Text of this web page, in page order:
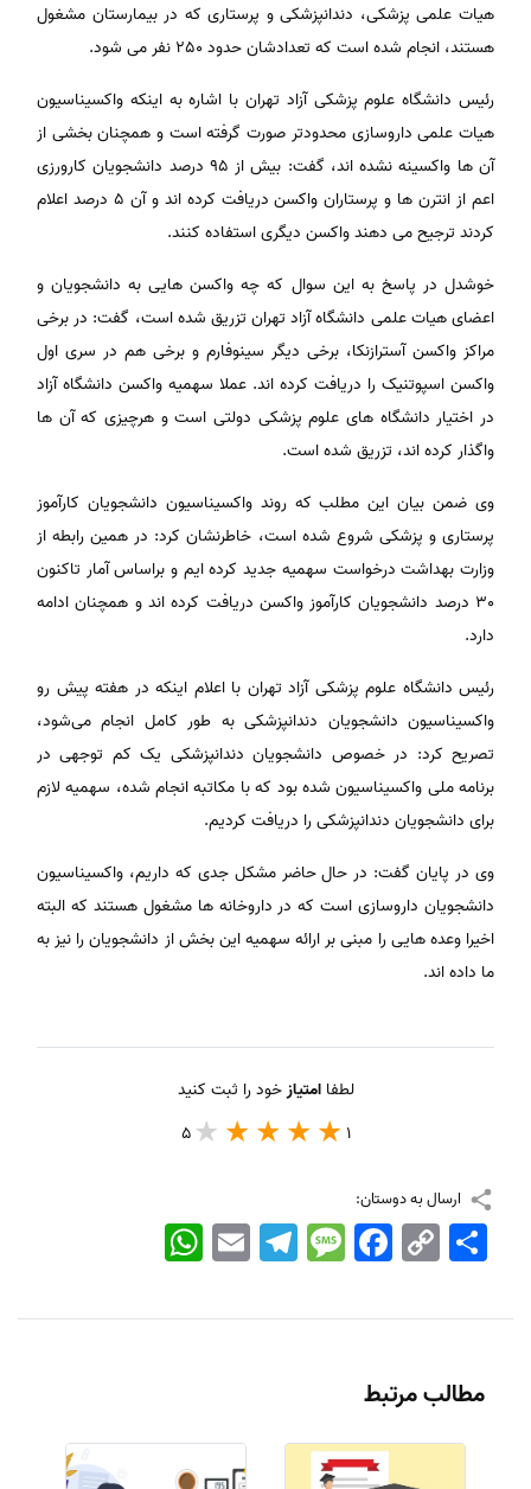
هیات علمی پزشکی، دندانپزشکی و پرستاری که در بیمارستان مشغول
هستند، انجام‌ شده است که تعدادشان حدود 250 نفر می شود.
رئیس دانشگاه علوم پزشکی آزاد تهران با اشاره به اینکه واکسیناسیون
هیات علمی داروسازی محدودتر صورت گرفته است و همچنان بخشی از
آن ها واکسینه نشده اند، گفت: بیش از 95 درصد دانشجویان کارورزی
اعم از انترن ها و پرستاران واکسن دریافت کرده اند و آن 5 درصد اعلام
کردند ترجیح می دهند واکسن دیگری استفاده کنند.
خوشدل در پاسخ به این سوال که چه واکسن هایی به دانشجویان و
اعضای هیات علمی دانشگاه آزاد تهران تزریق شده است، گفت: در برخی
مراکز واکسن آسترازنکا، برخی دیگر سینوفارم و برخی هم در سری اول
واکسن اسپوتنیک را دریافت کرده اند. عملا سهمیه واکسن دانشگاه آزاد
در اختیار دانشگاه های علوم پزشکی دولتی است و هرچیزی که آن ها
واگذار کرده اند، تزریق شده است.
وی ضمن بیان این مطلب که روند واکسیناسیون دانشجویان کارآموز
پرستاری و پزشکی شروع شده است، خاطرنشان کرد: در همین رابطه از
وزارت بهداشت درخواست سهمیه جدید کرده ایم و براساس آمار تاکنون
30 درصد دانشجویان کارآموز واکسن دریافت کرده اند و همچنان ادامه
دارد.
رئیس دانشگاه علوم پزشکی آزاد تهران با اعلام اینکه در هفته پیش رو
واکسیناسیون دانشجویان دندانپزشکی به طور کامل انجام می‌شود،
تصریح کرد: در خصوص دانشجویان دندانپزشکی یک کم توجهی در
برنامه ملی واکسیناسیون شده بود که با مکاتبه انجام شده، سهمیه لازم
برای دانشجویان دندانپزشکی را دریافت کردیم.
وی در پایان گفت: در حال حاضر مشکل جدی که داریم، واکسیناسیون
دانشجویان داروسازی است که در داروخانه ها مشغول هستند که البته
اخیرا وعده هایی را مبنی بر ارائه سهمیه این بخش از دانشجویان را نیز به
ما داده اند.
لطفاامتیازخود را ثبت کنید
1
5
ارسال به دوستان:
WhatsApp EmailTelegramMessageFacebook Copy
Link
اشتراک
مطالب مرتبط